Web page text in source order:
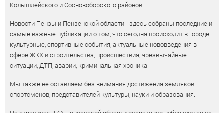
Колышлейского и Сосновоборского районов.
Новости Пензы и Пензенской области - здесь собраны последние и
самые важные публикации о том, что сегодня происходит в городе:
культурные, спортивные события, актуальные нововведения в
сфере ЖКХ и строительства, происшествия, чрезвычайные
ситуации, ДТП, аварии, криминальная хроника.
Мы также не оставляем без внимания достижения земляков:
спортсменов, представителей культуры, науки и образования.